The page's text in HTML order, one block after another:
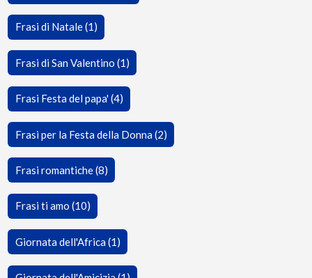
Frasi di Natale (1)
Frasi di San Valentino (1)
Frasi Festa del papa' (4)
Frasi per la Festa della Donna (2)
Frasi romantiche (8)
Frasi ti amo (10)
Giornata dell'Africa (1)